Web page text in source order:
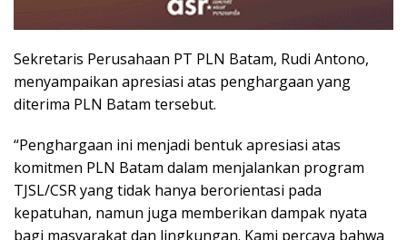
Sekretaris Perusahaan PT PLN Batam, Rudi Antono,
menyampaikan apresiasi atas penghargaan yang
diterima PLN Batam tersebut.
“Penghargaan ini menjadi bentuk apresiasi atas
komitmen PLN Batam dalam menjalankan program
TJSL/CSR yang tidak hanya berorientasi pada
kepatuhan, namun juga memberikan dampak nyata
bagi masyarakat dan lingkungan. Kami percaya bahwa